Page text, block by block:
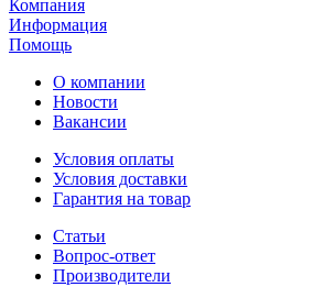
Компания
Информация
Помощь
О компании
Новости
Вакансии
Условия оплаты
Условия доставки
Гарантия на товар
Статьи
Вопрос-ответ
Производители